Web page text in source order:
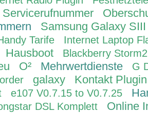
Servicerufnummer
Samsung Galaxy SIII
Tarife
Internet Laptop
Hausboot Blackberry Storm2
O² Mehrwertdienste
G
galaxy Kontakt Plugin
e107 V0.7.15 to V0.7.25
DSL Komplett Online